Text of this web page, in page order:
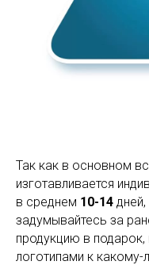
Так как в основном
изготавливается
в среднем 10-14
задумывайтесь за
продукцию в подарок,
логотипами к